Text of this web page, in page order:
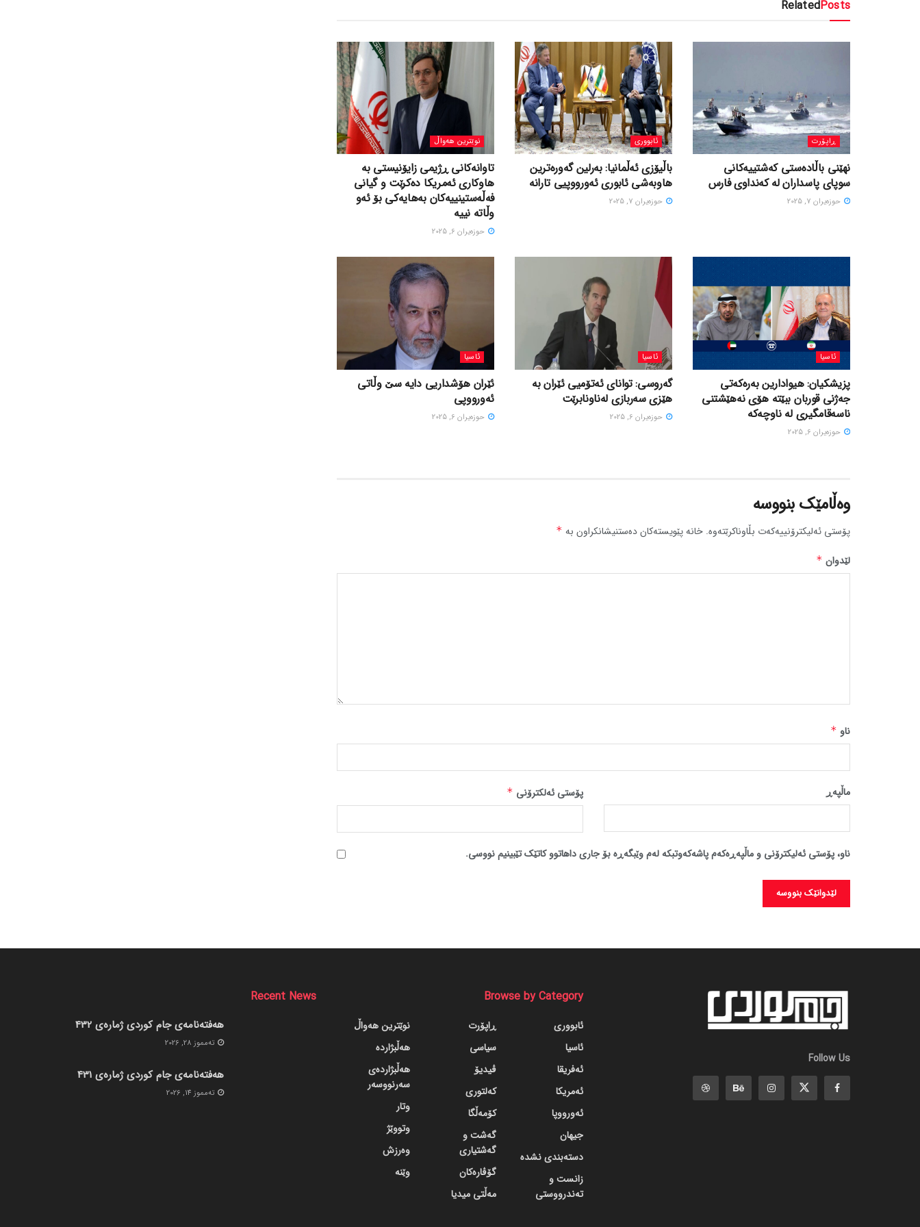
RelatedPosts
ڕاپۆرت
نهێنی باڵادەستی کەشتییەکانی
سوپای پاسداران لە کەنداوی فارس
حوزه‌یران 7, 2025
ئابووری
باڵیۆزی ئەڵمانیا: بەرلین گەورەترین
هاوبەشی ئابوری ئەورووپیی تارانە
حوزه‌یران 7, 2025
نوێترین هەواڵ
تاوانەکانی ڕژیمی زایۆنیستی بە
هاوکاری ئەمریکا دەکرێت و گیانی
فەڵەستینییەکان بەهایەکی بۆ ئەو
وڵاتە نییە
حوزه‌یران 6, 2025
ئاسیا
پزیشکیان: هیوادارین بەرەکەتی
جەژنی قوربان ببێتە هۆی نەهێشتنی
ناسەقامگیری لە ناوچەکە
حوزه‌یران 6, 2025
ئاسیا
گەروسی: توانای ئەتۆمیی ئێران بە
هێزی سەربازی لەناونابرێت
حوزه‌یران 6, 2025
ئاسیا
ئێران هۆشداریی دایە سێ وڵاتی
ئەورووپی
حوزه‌یران 6, 2025
وەڵامێک بنووسە
پۆستی ئەلیکترۆنییەکەت بڵاوناکرێتەوە. خانە پێویستەکان دەستنیشانکراون بە *
لێدوان *
ناو *
پۆستی ئەلکترۆنی * ماڵپه‌ڕ
ناو، پۆستی ئەلیکترۆنی و ماڵپەڕەکەم پاشەکەوتبکە لەم وێبگەڕە بۆ جاری داهاتوو کاتێک تێبینیم نووسی.
Follow Us
Browse by Category
ئابووری
ئاسیا
ئەفریقا
ئەمریکا
ئەورووپا
جیهان
دسته‌بندی نشده
زانست و
تەندرووستی
ڕاپۆرت
سیاسی
ڤیدیۆ
کەلتوری
کۆمەڵگا
گه‌شت و
گه‌شتیاری
گۆڤاره‌کان
مەڵتی میدیا
نوێترین هەواڵ
هەڵبژاردە
هەڵبژاردەی
سەرنووسەر
وتار
وتووێژ
وەرزش
وێنە
Recent News
هەفتەنامەی جام کوردی ژمارەی 432
ته‌مموز 28, 2026
هەفتەنامەی جام کوردی ژمارەی 431
ته‌مموز 14, 2026